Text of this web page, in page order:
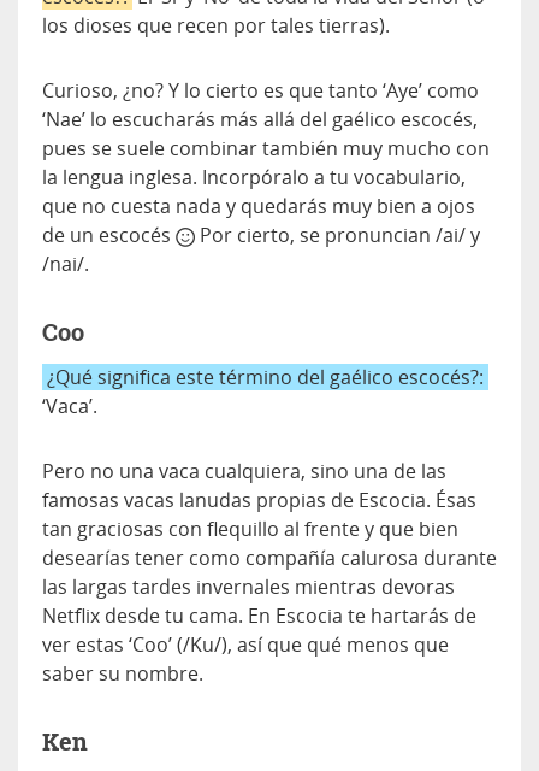
los dioses que recen por tales tierras).
Curioso, ¿no? Y lo cierto es que tanto ‘Aye’ como
‘Nae’ lo escucharás más allá del gaélico escocés,
pues se suele combinar también muy mucho con
la lengua inglesa. Incorpóralo a tu vocabulario,
que no cuesta nada y quedarás muy bien a ojos
de un escocés
Por cierto, se pronuncian /ai/ y
/nai/.
Coo
¿Qué significa este término del gaélico escocés?:
‘Vaca’.
Pero no una vaca cualquiera, sino una de las
famosas vacas lanudas propias de Escocia. Ésas
tan graciosas con flequillo al frente y que bien
desearías tener como compañía calurosa durante
las largas tardes invernales mientras devoras
Netflix desde tu cama. En Escocia te hartarás de
ver estas ‘Coo’ (/Ku/), así que qué menos que
saber su nombre.
Ken